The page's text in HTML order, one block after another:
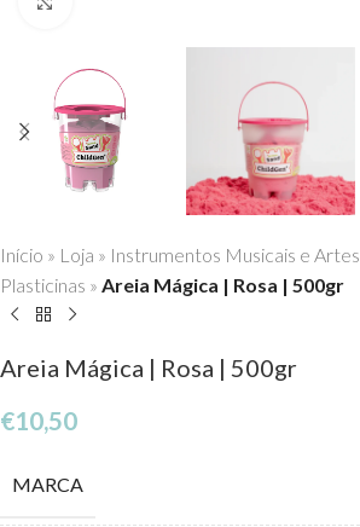
Início » Loja » Instrumentos Musicais e Artes
Plasticinas » Areia Mágica | Rosa | 500gr
Areia Mágica | Rosa | 500gr
€10,50
MARCA